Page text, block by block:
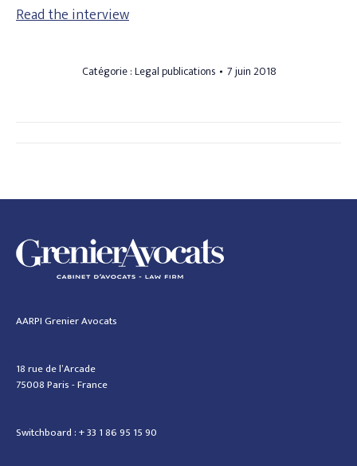
Read the interview
Catégorie :Legal publications 7 juin 2018
AARPI Grenier Avocats
18 rue de l’Arcade
75008 Paris - France
Switchboard : + 33 1 86 95 15 90